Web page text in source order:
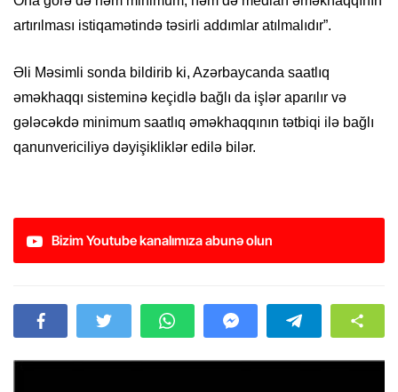
artırılması istiqamətində təsirli addımlar atılmalıdır”.
Əli Məsimli sonda bildirib ki, Azərbaycanda saatlıq
əməkhaqqı sisteminə keçidlə bağlı da işlər aparılır və
gələcəkdə minimum saatlıq əməkhaqqının tətbiqi ilə bağlı
qanunvericiliyə dəyişikliklər edilə bilər.
Bizim Youtube kanalımıza abunə olun